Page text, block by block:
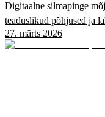
Digitaalne silmapinge
teaduslikud põhjused ja
27. märts 2026